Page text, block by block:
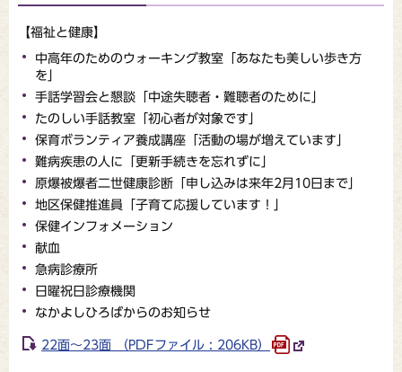
【福祉と健康】
中高年のためのウォーキング教室「あなたも美しい歩き方
を」
手話学習会と懇談「中途失聴者・難聴者のために」
たのしい手話教室「初心者が対象です」
保育ボランティア養成講座「活動の場が増えています」
難病疾患の人に「更新手続きを忘れずに」
原爆被爆者二世健康診断「申し込みは来年2月10日まで」
地区保健推進員「子育て応援しています！」
保健インフォメーション
献血
急病診療所
日曜祝日診療機関
なかよしひろばからのお知らせ
22面～23面 （PDFファイル : 206KB）